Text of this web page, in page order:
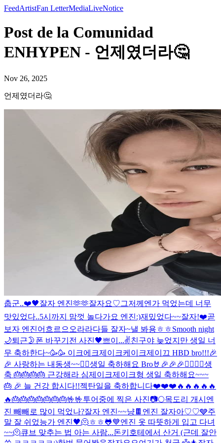
FeedArtistFan LetterMediaLiveNotice
Post de la Comunidad
ENHYPEN - 언제였더라🤔
Nov 26, 2025
언제였더라🤔
춥군..❤️🖤잘자 엔진🫶🫶잘자요♡그저께엔가 먹었는데 너무
맛있었다..5시까지 맘껏 놀다가요 엔진:)재밌었다~~잘자!❤️곧
보자 엔진어흐르으오라라다들 잘자~낼 봐용ㅎㅎSmooth night
🌙퇴근🌛 폰 바꾸기전 사진🖤 쁘이...✌️친구야 늦었지만 생일 너
무 축하한다~🥳🥳 이크에크제이크케이크제이끄 HBD bro!!!🎉
🎉 사랑하는 내동생~~❤️‍🔥생일 축하해요 Bro🤘🎉🎉🎉❤️‍🔥❤️‍🔥생
축 🎂🎂🎂🎂 근강해라 심제이크제이크형 생일 축하해요~~~
🎂 🎉 늘 건강 합시다!!젝탄일을 축하합니다❤️❤️❤️🔥🔥🔥🔥🔥
🔥🎂🎂🎂🎂🎂🎂🎂🤟🤟투어중에 찍은 사진📷🌕목도리 개시 엔
진 빼빼로 많이 먹었나?잘자 엔진~~냥 🍫 엔진 잘자아♡♡🩶주
말 잘 쉬었능가 엔진🖤🫠ㅎㅎ🐸💙엔진 옷 따뜻하게 입고 다녀
~~🫠큐브 맞추는 법 아는 사람...돈키호테에서 산거 (근데 잘안